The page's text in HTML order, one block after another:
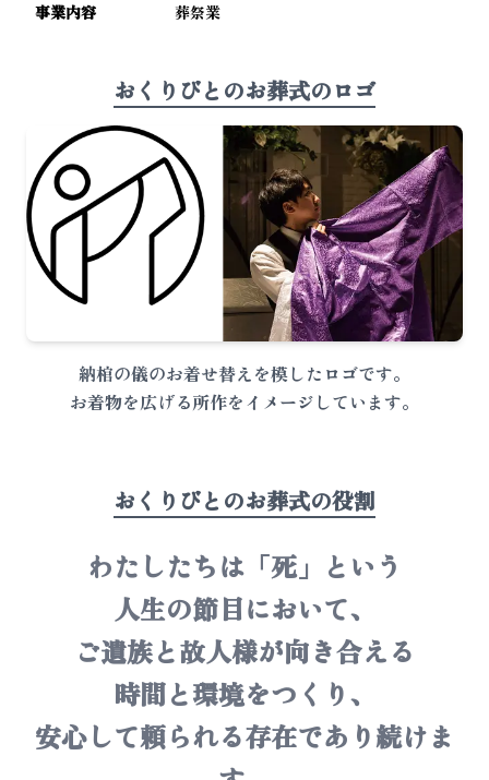
事業内容 葬祭業
おくりびとのお葬式のロゴ
納棺の儀のお着せ替えを模したロゴです。
お着物を広げる所作をイメージしています。
おくりびとのお葬式の役割
わたしたちは「死」という
人生の節目において、
ご遺族と故人様が向き合える
時間と環境をつくり、
安心して頼られる存在であり続けま